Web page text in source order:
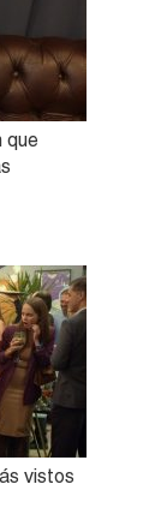
que
vistos